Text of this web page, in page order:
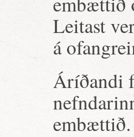
Leitast
á
Áríðandi
embættið.